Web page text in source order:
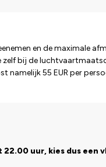
en de maximale
bij de
namelijk 55 EUR per
uur, kies dus